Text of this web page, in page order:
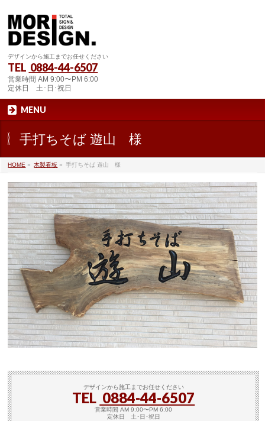
デザインから施工までお任せください
TEL 0884-44-6507
営業時間 AM 9:00〜PM 6:00
定休日 土･日･祝日
MENU
手打ちそば 遊山 様
HOME » 木製看板 » 手打ちそば 遊山 様
デザインから施工までお任せください
TEL 0884-44-6507
営業時間 AM 9:00〜PM 6:00
定休日 土･日･祝日